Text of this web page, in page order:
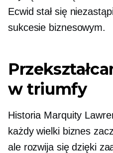
Ecwid stał się
sukcesie biznesowym.
w triumfy
Historia Marquity
każdy wielki biznes
ale rozwija się dzięki